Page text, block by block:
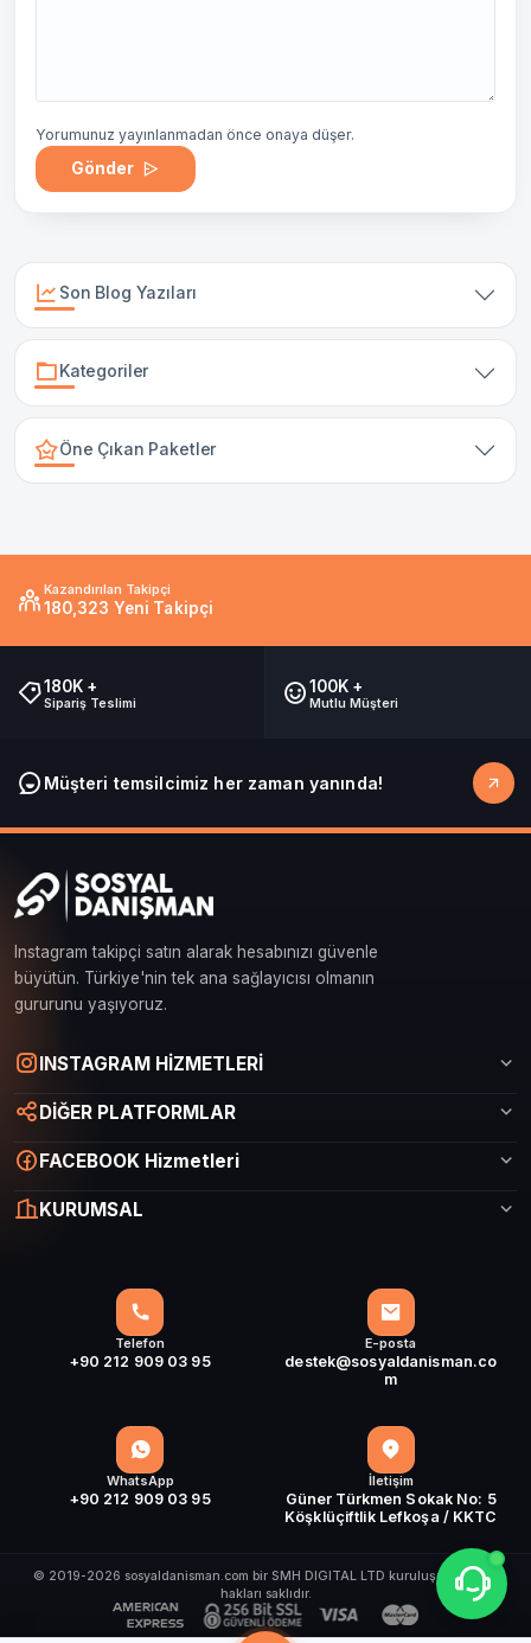
Yorumunuz yayınlanmadan önce onaya düşer.
Gönder
Son Blog Yazıları
Kategoriler
Öne Çıkan Paketler
Kazandırılan Takipçi
180,323 Yeni Takipçi
180K +
Sipariş Teslimi
100K +
Mutlu Müşteri
Müşteri temsilcimiz her zaman yanında!
Instagram takipçi satın alarak hesabınızı güvenle
büyütün. Türkiye'nin tek ana sağlayıcısı olmanın
gururunu yaşıyoruz.
INSTAGRAM HİZMETLERİ
DİĞER PLATFORMLAR
FACEBOOK Hizmetleri
KURUMSAL
Telefon
+90 212 909 03 95
E-posta
destek@sosyaldanisman.co
m
WhatsApp
+90 212 909 03 95
İletişim
Güner Türkmen Sokak No: 5
Köşklüçiftlik Lefkoşa / KKTC
© 2019-2026 sosyaldanisman.com bir SMH DIGITAL LTD kuruluşudur. Tüm
hakları saklıdır.
Sosyal Danışman Canlı Destek
Çevrimiçi